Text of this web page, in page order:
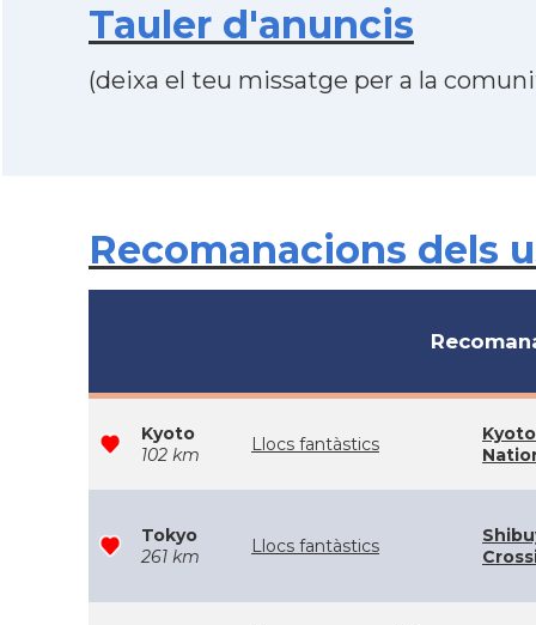
Tauler d'anuncis
(deixa el teu missatge per a la
Recomanacions dels
Kyoto
102 km
Llocs fantàstics
Tokyo
261 km
Llocs fantàstics